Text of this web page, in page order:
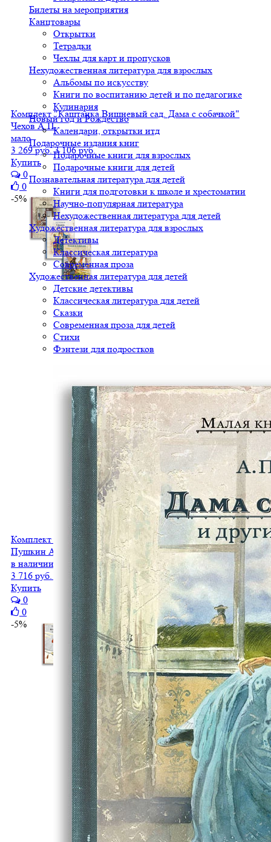
Билеты на мероприятия
Канцтовары
Открытки
Тетрадки
Чехлы для карт и пропусков
Нехудожественная литература для взрослых
Альбомы по искусству
Книги по воспитанию детей и по педагогике
Кулинария
Новый год и Рождество
Календари, открытки итд
Подарочные издания книг
Подарочные книги для взрослых
Подарочные книги для детей
Познавательная литература для детей
Книги для подготовки к школе и хрестоматии
Научно-популярная литература
Нехудожественная литература для детей
Художественная литература для взрослых
Детективы
Классическая литература
Современная проза
Художественная литература для детей
Детские детективы
Классическая литература для детей
Сказки
Современная проза для детей
Стихи
Фэнтези для подростков
Комплект "Каштанка.Вишневый сад. Дама с собачкой"
Чехов А.П.
мало
3 269 руб. 3 106 руб.
Купить
0
0
-5%
Комплект "Руслан и Людмила. Сказки. Евгений Онегин"
Пушкин А.С.
в наличии
3 716 руб.
3 530 руб.
Купить
0
0
-5%